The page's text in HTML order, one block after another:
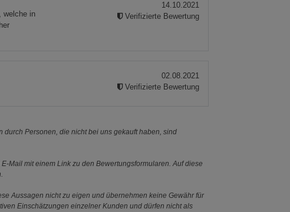
welche in
14.10.2021
Verifizierte Bewertung
02.08.2021
Verifizierte Bewertung
Personen, die nicht bei uns gekauft haben, sind
Mail mit einem Link zu den Bewertungsformularen. Auf diese
Aussagen nicht zu eigen und übernehmen keine Gewähr für
Einschätzungen einzelner Kunden und dürfen nicht als